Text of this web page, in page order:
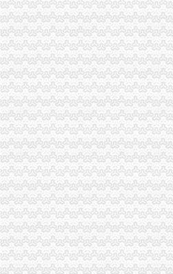
注销信用卡-卡宝宝网
重庆市万州区人民办公室关于转发重庆市
重庆市计算机招聘-107个职位|Jooble
区城乡建委“三字经”深化“放管服”-重庆市
重庆微型企业办理相关标准和办理流程-
商事制度改革释放市场活力两年多来重庆
分析职务罪案例吸取人生惨痛教训-重庆
渝商事制度改革释放活力新设市场主体
桐君阁_重庆桐君阁股份有限公司2002年